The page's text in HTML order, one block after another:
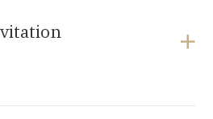
BELGIQUE